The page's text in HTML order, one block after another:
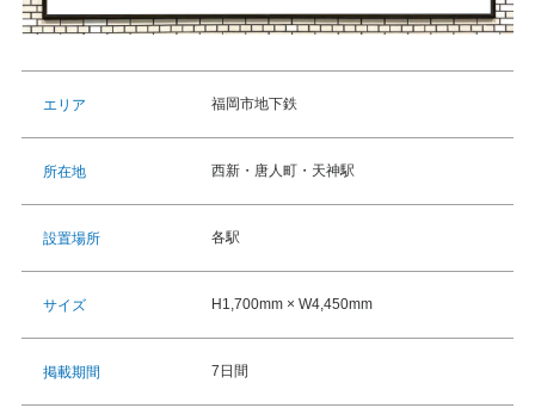
エリア 福岡市地下鉄
所在地 西新・唐人町・天神駅
設置場所 各駅
サイズ H1,700mm × W4,450mm
掲載期間 7日間